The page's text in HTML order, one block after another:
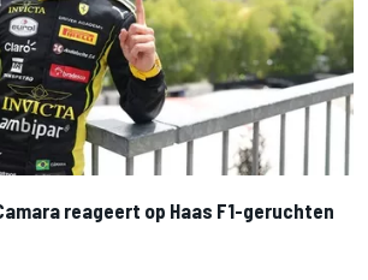
reageert op Haas F1-geruchten